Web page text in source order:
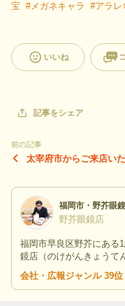
宝 #メガネキャラ #アラレ
いいね
記事をシェア
前の記事
太宰府市からご来店い
福岡市・野芥眼
野芥眼鏡店
福岡市早良区野芥にある
鏡店（のけがんきょうて
じめ、福井・鯖江産フレ
ブログでは日々の出来事
会社・広報ジャンル 39位